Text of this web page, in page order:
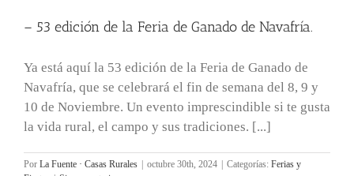
– 53 edición de la Feria de Ganado de Navafría.
Ya está aquí la 53 edición de la Feria de Ganado de
Navafría, que se celebrará el fin de semana del 8, 9 y
10 de Noviembre. Un evento imprescindible si te gusta
la vida rural, el campo y sus tradiciones. [...]
Por La Fuente · Casas Rurales octubre 30th, 2024 Categorías: Ferias y